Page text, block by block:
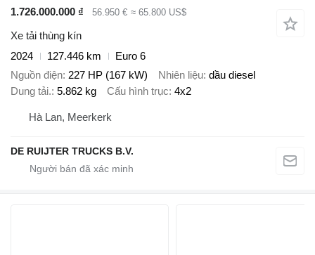
1.726.000.000 ₫
56.950 € ≈ 65.800 US$
Xe tải thùng kín
2024
127.446 km
Euro 6
Nguồn điện 227 HP (167 kW) Nhiên liệu dầu diesel
Dung tải. 5.862 kg Cấu hình trục 4x2
Hà Lan, Meerkerk
DE RUIJTER TRUCKS B.V.